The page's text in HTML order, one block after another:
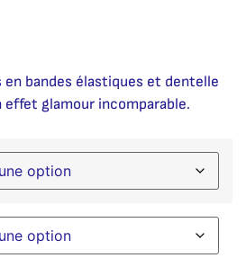
en bandes élastiques et dentelle
glamour incomparable.